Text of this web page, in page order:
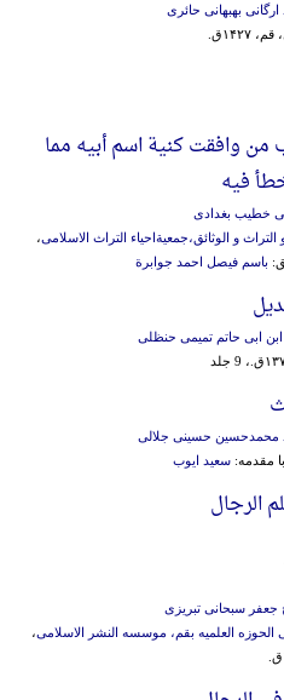
بهبهانی حائری
۱۴۲۷ق.
من وافقت کنیة اسم أبیه مما
فیه
خطیب بغدادی
و الوثائق،جمعیةاحیاء التراث الاسلامی،
باسم فیصل احمد جوابرة
ابی حاتم تمیمی حنظلی
محمدحسین حسینی جلالی
سعید ایوب
الرجال
جعفر سبحانی تبریزی
‌العلمیه‌ بقم‌، موسسه‌ ‌النشر ‌الاسلامی‌،